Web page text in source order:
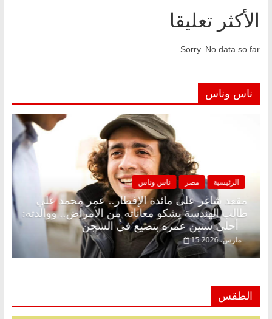
الأكثر تعليقا
Sorry. No data so far.
ناس وناس
الرئيسية مصر ناس وناس
مقعد شاغر على مائدة الإفطار.. عمر محمد علي
طالب الهندسة يشكو معاناته من الأمراض.. ووالدته:
أحلى سنين عمره بتضيع في السجن
15 مارس، 2026
الطقس